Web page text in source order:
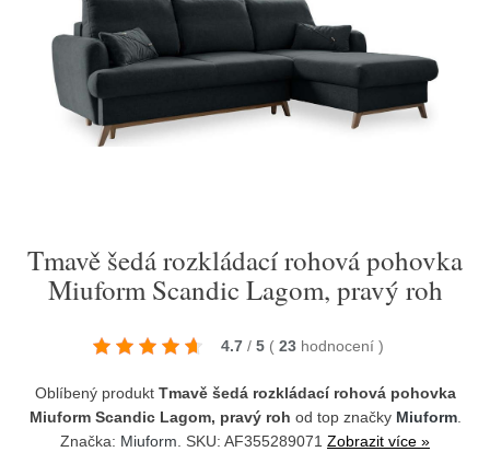
Tmavě šedá rozkládací rohová pohovka
Miuform Scandic Lagom, pravý roh
4.7 / 5 ( 23 hodnocení )
Oblíbený produkt Tmavě šedá rozkládací rohová pohovka
Miuform Scandic Lagom, pravý roh od top značky Miuform.
Značka: Miuform . SKU: AF355289071 Zobrazit více »